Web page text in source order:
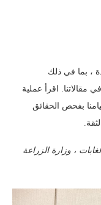
، بما في ذلك
مقالاتنا. اقرأ عملية
بفحص الحقائق
، وزارة الزراعة